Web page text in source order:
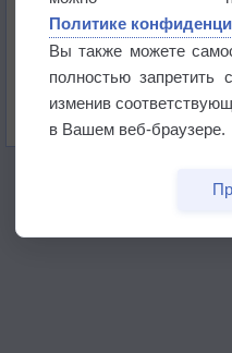
Атмосфера
Политике
Вы также можете
полностью запретить
изменив
в Вашем веб-браузере.